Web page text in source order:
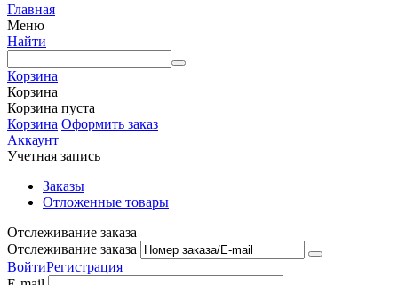
Главная
Меню
Найти
Корзина
Корзина
Корзина пуста
Корзина Оформить заказ
Аккаунт
Учетная запись
Заказы
Отложенные товары
Отслеживание заказа
Отслеживание заказа
ВойтиРегистрация